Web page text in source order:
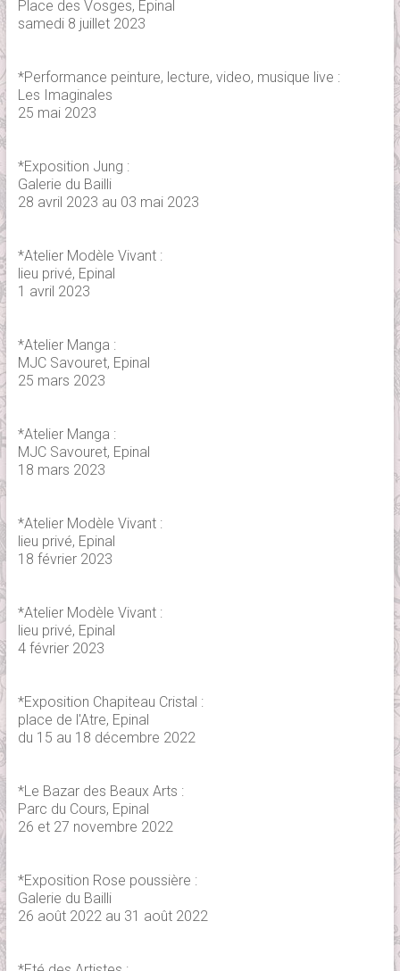
Place des Vosges, Epinal
samedi 8 juillet 2023
*Performance peinture, lecture, video, musique live :
Les Imaginales
25 mai 2023
*Exposition Jung :
Galerie du Bailli
28 avril 2023 au 03 mai 2023
*Atelier Modèle Vivant :
lieu privé, Epinal
1 avril 2023
*Atelier Manga :
MJC Savouret, Epinal
25 mars 2023
*Atelier Manga :
MJC Savouret, Epinal
18 mars 2023
*Atelier Modèle Vivant :
lieu privé, Epinal
18 février 2023
*Atelier Modèle Vivant :
lieu privé, Epinal
4 février 2023
*Exposition Chapiteau Cristal :
place de l'Atre, Epinal
du 15 au 18 décembre 2022
*Le Bazar des Beaux Arts :
Parc du Cours, Epinal
26 et 27 novembre 2022
*Exposition Rose poussière :
Galerie du Bailli
26 août 2022 au 31 août 2022